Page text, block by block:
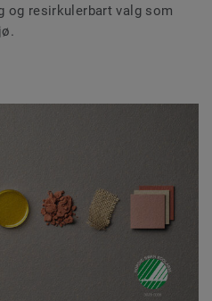
og resirkulerbart valg som